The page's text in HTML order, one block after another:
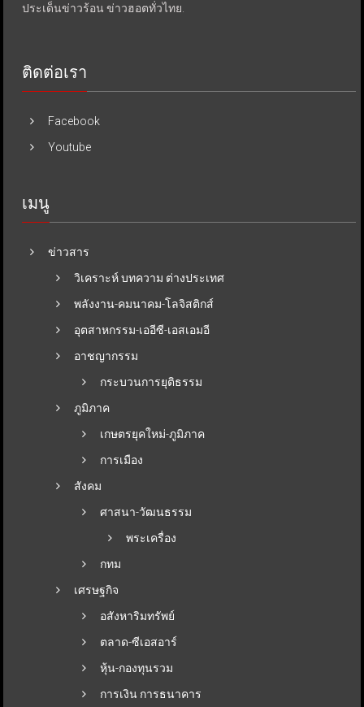
ประเด็นข่าวร้อน ข่าวฮอตทั่วไทย.
ติดต่อเรา
Facebook
Youtube
เมนู
ข่าวสาร
วิเคราะห์ บทความ ต่างประเทศ
พลังงาน-คมนาคม-โลจิสติกส์
อุตสาหกรรม-เออีซี-เอสเอมอี
อาชญากรรม
กระบวนการยุติธรรม
ภูมิภาค
เกษตรยุคใหม่-ภูมิภาค
การเมือง
สังคม
ศาสนา-วัฒนธรรม
พระเครื่อง
กทม
เศรษฐกิจ
อสังหาริมทรัพย์
ตลาด-ซีเอสอาร์
หุ้น-กองทุนรวม
การเงิน การธนาคาร